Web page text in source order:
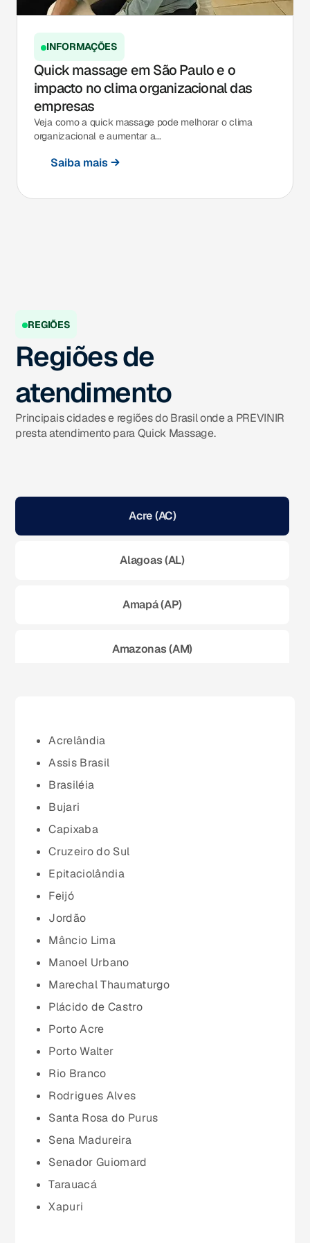
INFORMAÇÕES
Quick massage em São Paulo e o
impacto no clima organizacional das
empresas
Veja como a quick massage pode melhorar o clima
organizacional e aumentar a...
Saiba mais
REGIÕES
Regiões de
atendimento
Principais cidades e regiões do Brasil onde a PREVINIR
presta atendimento para Quick Massage.
Acre (AC)
Alagoas (AL)
Amapá (AP)
Amazonas (AM)
Maranhão (MA)
Paraíba (PB)
Paraná (PR)
Acrelândia
Assis Brasil
Brasiléia
Bujari
Capixaba
Cruzeiro do Sul
Epitaciolândia
Feijó
Jordão
Mâncio Lima
Manoel Urbano
Marechal Thaumaturgo
Plácido de Castro
Porto Acre
Porto Walter
Rio Branco
Rodrigues Alves
Santa Rosa do Purus
Sena Madureira
Senador Guiomard
Tarauacá
Xapuri